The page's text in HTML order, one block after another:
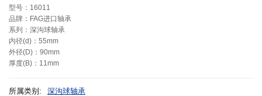
型号：16011
品牌：FAG进口轴承
系列：深沟球轴承
内径(d)：55mm
外径(D)：90mm
厚度(B)：11mm
所属类别: 深沟球轴承